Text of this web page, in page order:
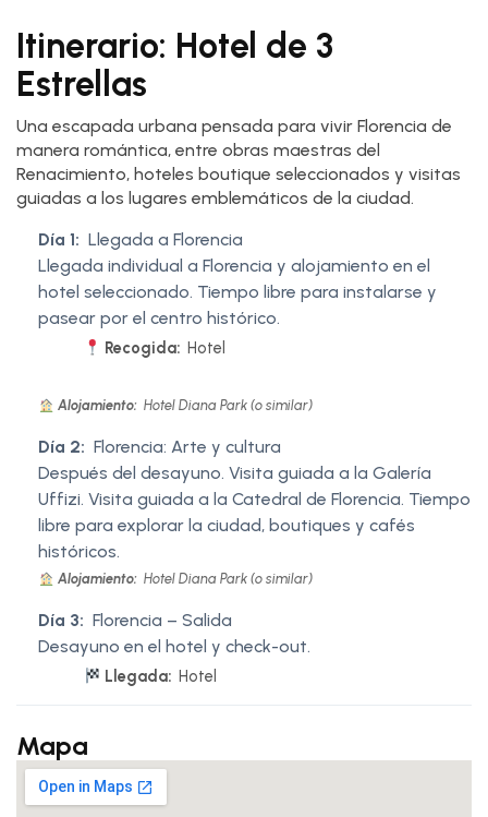
Itinerario: Hotel de 3
Estrellas
Una escapada urbana pensada para vivir Florencia de
manera romántica, entre obras maestras del
Renacimiento, hoteles boutique seleccionados y visitas
guiadas a los lugares emblemáticos de la ciudad.
Día 1: Llegada a Florencia
Llegada individual a Florencia y alojamiento en el
hotel seleccionado. Tiempo libre para instalarse y
pasear por el centro histórico.
Recogida: Hotel
Alojamiento: Hotel Diana Park (o similar)
Día 2: Florencia: Arte y cultura
Después del desayuno. Visita guiada a la Galería
Uffizi. Visita guiada a la Catedral de Florencia. Tiempo
libre para explorar la ciudad, boutiques y cafés
históricos.
Alojamiento: Hotel Diana Park (o similar)
Día 3: Florencia – Salida
Desayuno en el hotel y check-out.
Llegada: Hotel
Mapa